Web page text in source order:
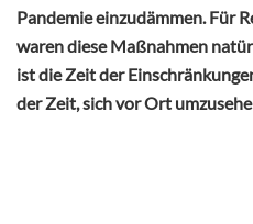
Pandemie einzudämmen. Für
waren diese Maßnahmen
ist die Zeit der
der Zeit, sich vor Ort